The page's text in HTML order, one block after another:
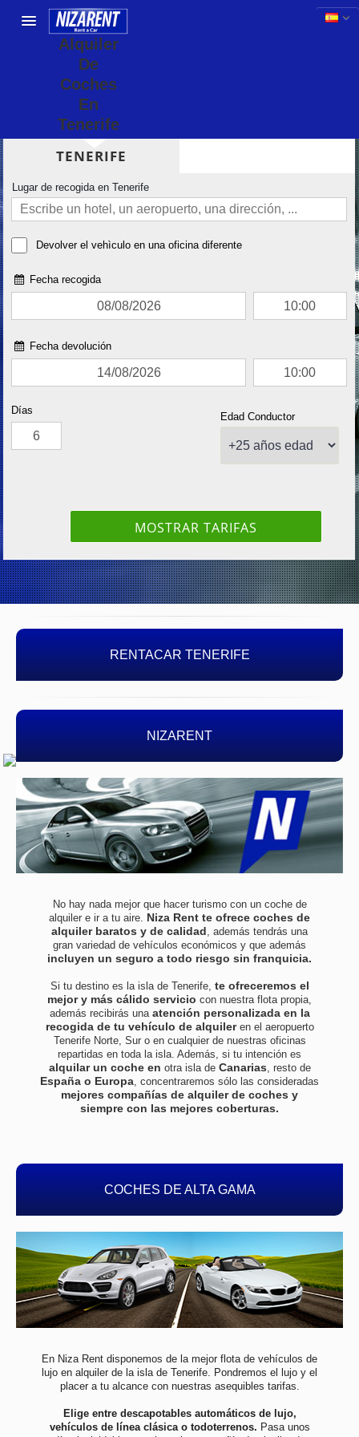
Alquiler
De
Coches
En
Tenerife
RENTACAR TENERIFE
NIZARENT
No hay nada mejor que hacer turismo con un coche de
alquiler e ir a tu aire. Niza Rent te ofrece coches de
alquiler baratos y de calidad, además tendrás una
gran variedad de vehículos económicos y que además
incluyen un seguro a todo riesgo sin franquicia.
Si tu destino es la isla de Tenerife, te ofreceremos el
mejor y más cálido servicio con nuestra flota propia,
además recibirás una atención personalizada en la
recogida de tu vehículo de alquileren el aeropuerto
Tenerife Norte, Sur o en cualquier de nuestras oficinas
repartidas en toda la isla. Además, si tu intención es
alquilar un coche en otra isla de Canarias, resto de
España o Europa, concentraremos sólo las consideradas
mejores compañías de alquiler de coches y
siempre con las mejores coberturas.
COCHES DE ALTA GAMA
En Niza Rent disponemos de la mejor flota de vehículos de
lujo en alquiler de la isla de Tenerife. Pondremos el lujo y el
placer a tu alcance con nuestras asequibles tarifas.
Elige entre descapotables automáticos de lujo,
vehículos de línea clásica o todoterrenos. Pasa unos